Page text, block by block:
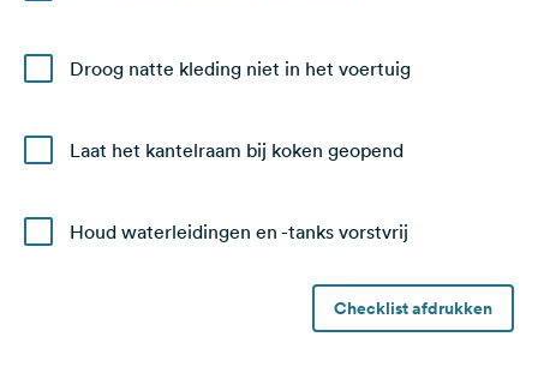
Droog natte kleding niet in het voertuig
Laat het kantelraam bij koken geopend
Houd waterleidingen en -tanks vorstvrij
Checklist afdrukken